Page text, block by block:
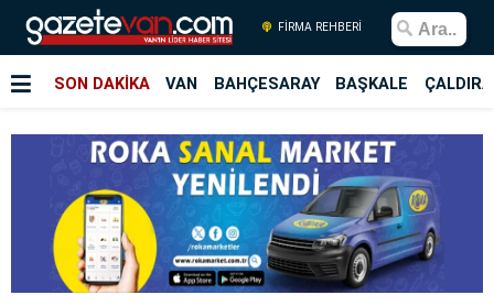
FİRMA REHBERİ
SON DAKİKA VAN BAHÇESARAY BAŞKALE